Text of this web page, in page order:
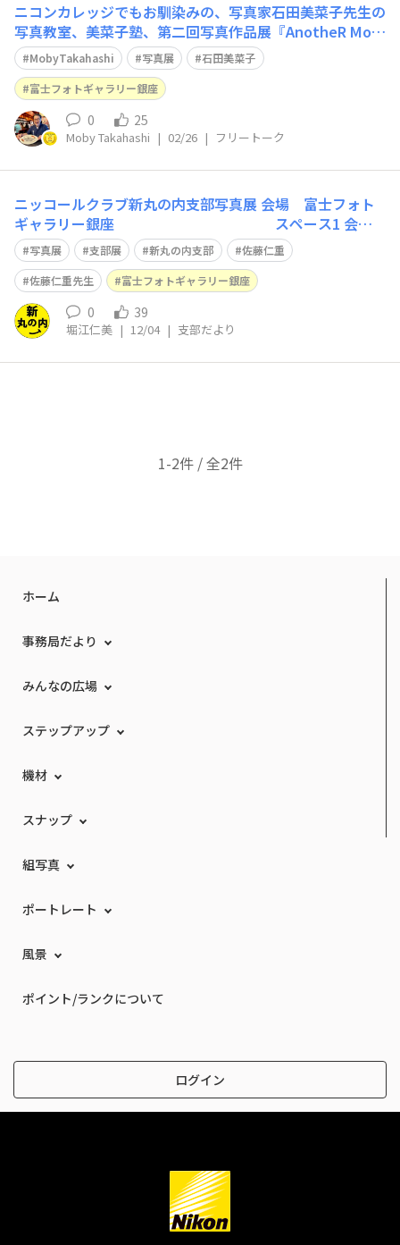
ニコンカレッジでもお馴染みの、写真家石田美菜子先生の
写真教室、美菜子塾、第二回写真作品展『AnotheR Mom
enT2』に参加させて頂きます。 写真好きなメンバーが、
各地をフォトさんぽして、楽しく撮った『またとない瞬
間』です。お時間がありましたら、お寄り下さい。 3/6
（金）〜3/12（木） 富
MobyTakahashi 写真展
石田美菜子
富士フォトギャラリー銀座
0 25
Moby Takahashi | 02/26 | フリートーク
ニッコールクラブ新丸の内支部写真展 会場 富士フォト
ギャラリー銀座 スペース1 会
期 2025年12月5日（金）～11日（木） 時間 平日 1
0：30-19：00 土日 11：00-17：00 最終日
14：00終了 10周年を機に初のグループ展を開催します。
ど
写真展 支部展 新丸の内支部
佐藤仁重
佐藤仁重先生
富士フォトギャラリー銀座
0 39
堀江仁美 | 12/04 | 支部だより
1-2件 / 全2件
ホーム
事務局だより
みんなの広場
ステップアップ
機材
スナップ
組写真
ポートレート
風景
ポイント/ランクについて
ログイン